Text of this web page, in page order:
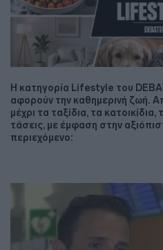
Η κατηγορία Lifestyle του
αφορούν την καθημερινή ζωή.
μέχρι τα ταξίδια, τα κατοικίδια,
τάσεις, με έμφαση στην
περιεχόμενο: